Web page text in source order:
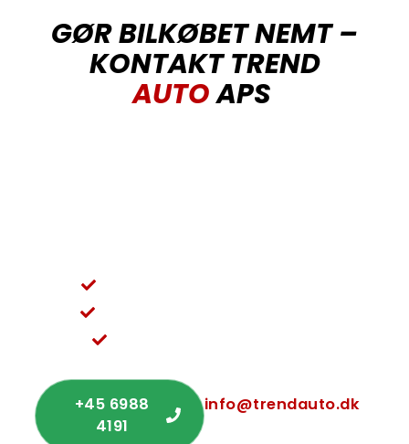
GØR BILKØBET NEMT –
KONTAKT TREND
AUTOAPS
+45 6988
4191
info@trendauto.dk